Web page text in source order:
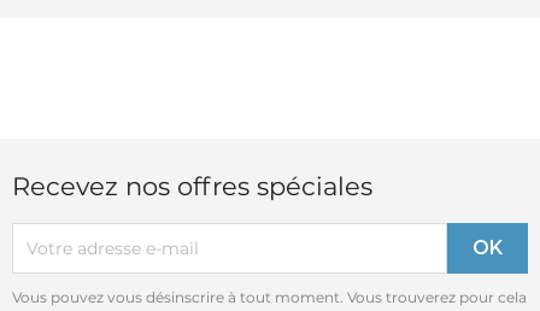
Recevez nos offres spéciales
Vous pouvez vous désinscrire à tout moment. Vous trouverez pour cela